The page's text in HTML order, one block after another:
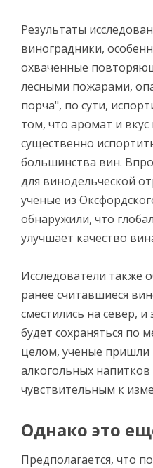
Результаты
виноградники,
охваченные
лесными пожарами,
порча", по сути,
том, что аромат и
существенно
большинства вин.
для винодельческой
ученые из
обнаружили, что
улучшает качество
Исследователи также
ранее считавшиеся
сместились на север,
будет сохраняться по
целом, ученые пришли
алкогольных
чувствительным к
Однако это
Предполагается, что